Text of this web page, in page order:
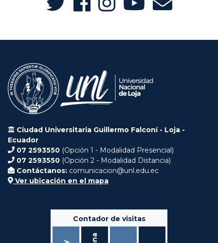
Ciudad Universitaria Guillermo Falconí - Loja -
Ecuador
07 2593550 (Opción 1 - Modalidad Presencial)
07 2593550 (Opción 2 - Modalidad Distancia)
Contáctanos: comunicacion@unl.edu.ec
Ver ubicación en el mapa
Contador de visitas